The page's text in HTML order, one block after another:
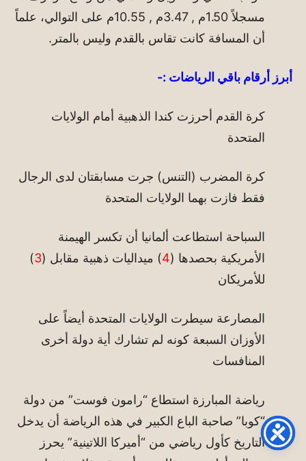
مسجلاً 1.50م , 3.47م , 10.55م على التوالي، علماً
أن المسافة كانت تقاس بالقدم وليس بالمتر.
أبرز أرقام باقي الرياضات :-
كرة القدم أحرزت كندا الذهبية أمام الولايات
المتحدة
كرة المضرب (التنس) جرت مسابقتان لدى الرجال
فقط فازت بهما الولايات المتحدة
السباحة استطاعت ألمانيا أن تكسر الهيمنة
الأمريكية بحصدها (4) ميداليات ذهبية مقابل (3
)
للأمريكان
المصارعة سيطرت الولايات المتحدة أيضاً على
الأوزان السبعة كونه لم تشارك أية دولة أخرى
المنافسات
رياضة المبارزة استطاع “رامون فوست” من دولة
“كوبا” صاحبة الباع الكبير في هذه الرياضة أن يدخل
التاريخ كأول رياضي من “أميركا اللاتينية” يحرز